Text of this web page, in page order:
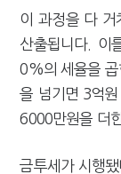
이 과정을 다 거
산출됩니다. 이
0%의 세율을 곱
을 넘기면 3억
6000만원을 더
금투세가 시행